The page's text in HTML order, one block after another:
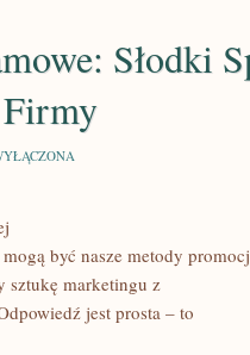
Słodki
być nasze metody
sztukę marketingu z
jest prosta – to